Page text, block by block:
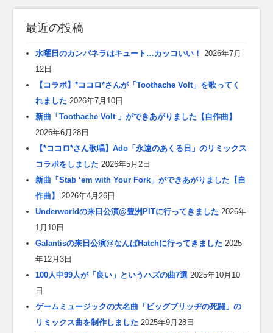
最近の投稿
水曜日のカンパネラはキュート…カッコいい！
2026年7月
12日
【コラボ】*ココロ*さんが「Toothache Volt」を歌ってく
れました 2026年7月10日
新曲「Toothache Volt 」ができあがりました【自作曲】
2026年6月28日
【*ココロ*さん歌唱】Ado「永遠のあくる日」のリミックス
コラボをしました 2026年5月2日
新曲「Stab ‘em with Your Fork」ができあがりました【自
作曲】
2026年4月26日
Underworldの来日公演@豊洲PITに行ってきました 2026年
1月10日
Galantisの来日公演@なんばHatchに行ってきました 2025
年12月3日
100人中99人が「良い」というハズの曲7選 2025年10月10
日
ゲームミュージックの大名曲「ビッグブリッヂの死闘」の
リミックス曲を制作しました 2025年9月28日